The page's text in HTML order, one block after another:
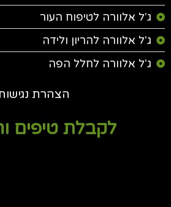
ג'ל אלוורה לטיפוח העור
ג'ל אלוורה להריון ולידה
ג'ל אלוורה לחלל הפה
הצהרת
לקבלת טיפים